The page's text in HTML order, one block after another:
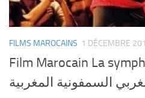
FILMS MAROCAINS 1 DÉCEMBRE
Film Marocain La
السمفونية المغربية